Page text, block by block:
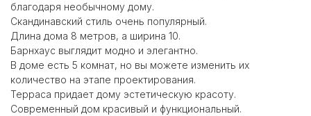
благодаря необычному дому.
Скандинавский стиль очень популярный.
Длина дома 8 метров, а ширина 10.
Барнхаус выглядит модно и элегантно.
В доме есть 5 комнат, но вы можете изменить их
количество на этапе проектирования.
Терраса придает дому эстетическую красоту.
Современный дом красивый и функциональный.